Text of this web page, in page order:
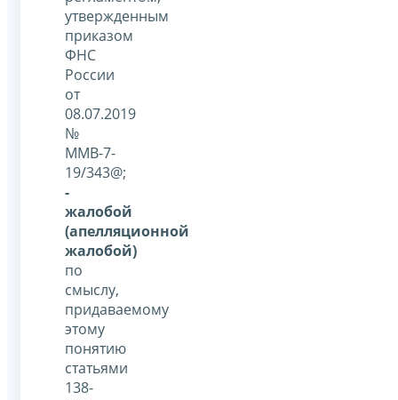
утвержденным
приказом
ФНС
России
от
08.07.2019
№
ММВ-7-
19/343@;
-
жалобой
(апелляционной
жалобой)
по
смыслу,
придаваемому
этому
понятию
статьями
138-